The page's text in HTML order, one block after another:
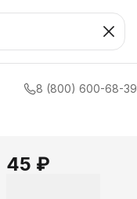
8 (800) 600-68-39
45 ₽